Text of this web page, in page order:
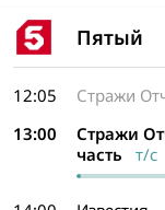
Пятый
12:05 Стражи
13:00
Стражи
часть т/с